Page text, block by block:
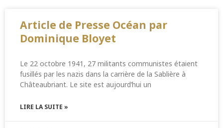
Article de Presse Océan par
Dominique Bloyet
Le 22 octobre 1941, 27 militants communistes étaient
fusillés par les nazis dans la carrière de la Sablière à
Châteaubriant. Le site est aujourd’hui un
LIRE LA SUITE »